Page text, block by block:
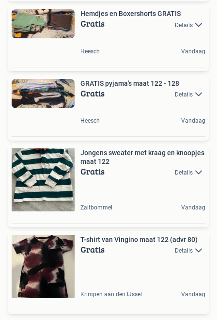
Hemdjes en Boxershorts GRATIS
Gratis Details
Heesch Vandaag
GRATIS pyjama's maat 122 - 128
Gratis Details
Heesch Vandaag
Jongens sweater met kraag en knoopjes
maat 122
Gratis Details
Zaltbommel Vandaag
T-shirt van Vingino maat 122 (advr 80)
Gratis Details
Krimpen aan den IJssel Vandaag